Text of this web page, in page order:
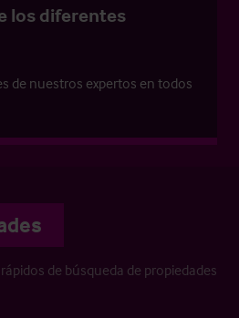
los diferentes
de nuestros expertos en todos
de búsqueda de propiedades